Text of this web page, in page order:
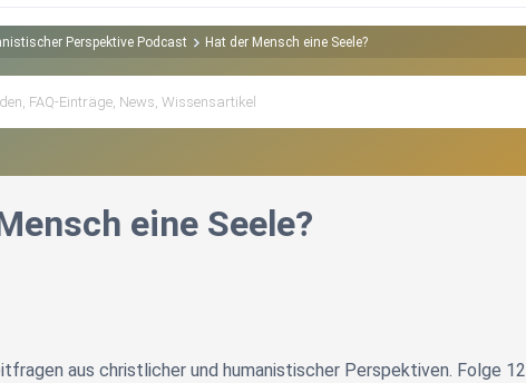
Perspektive Podcast Hat der Mensch eine Seele?
eine Seele?
aus christlicher und humanistischer Perspektiven. Folge 12